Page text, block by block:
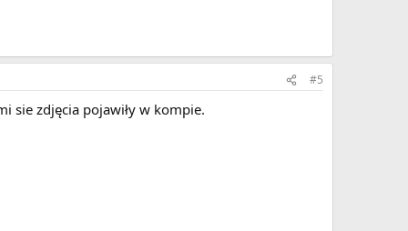
#5
sie zdjęcia pojawiły w kompie.